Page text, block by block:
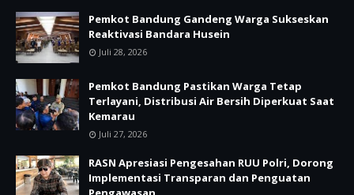
Pemkot Bandung Gandeng Warga Sukseskan
Reaktivasi Bandara Husein
Juli 28, 2026
Pemkot Bandung Pastikan Warga Tetap
Terlayani, Distribusi Air Bersih Diperkuat Saat
Kemarau
Juli 27, 2026
RASN Apresiasi Pengesahan RUU Polri, Dorong
Implementasi Transparan dan Penguatan